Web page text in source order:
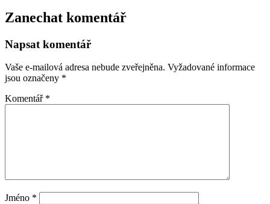
Zanechat komentář
Napsat komentář
Vaše e-mailová adresa nebude zveřejněna. Vyžadované informace
jsou označeny *
Komentář *
Jméno *